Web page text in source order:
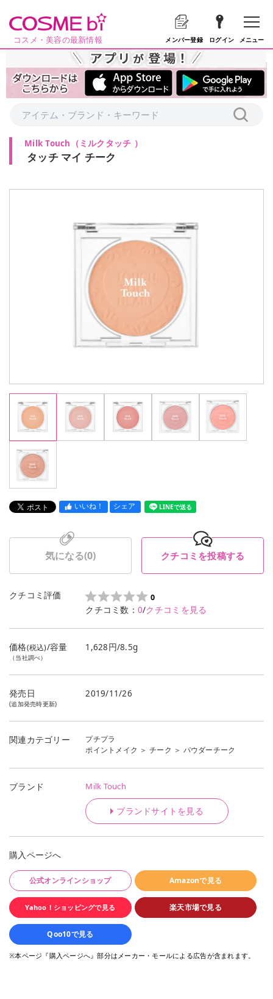
コスメ・美容の最新情報 メンバー登録 ログイン メニュー
Milk Touch （ ミルクタッチ ）
タッチ マイ チーク
いいね！ シェア LINEで送る
気になる(0) クチコミを投稿する
クチコミ評価 0
クチコミ数： 0/クチコミを見る
価格(税込)/容量
（当社調べ）
1,628円/8.5g
発売日
(追加発売時更新)
2019/11/26
関連カテゴリー
プチプラ
ポイントメイク ＞ チーク ＞ パウダーチーク
ブランド Milk Touch
ブランドサイトを見る
購入ページへ
公式オンラインショップ Amazonで見る
Yahoo！ショッピングで見る 楽天市場で見る
Qoo10で見る
※本ページ『購入ページへ』部分はメーカー・モールによる広告が含まれます。